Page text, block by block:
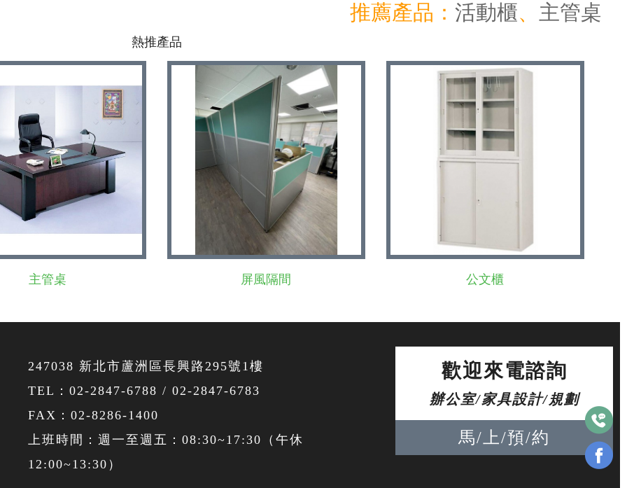
推薦產品： 活動櫃、 主管桌
熱推產品
主管桌 屏風隔間 公文櫃
247038 新北市蘆洲區長興路295號1樓
TEL： 02-2847-6788 / 02-2847-6783
FAX：02-8286-1400
上班時間：週一至週五：08:30~17:30（午休
12:00~13:30）
歡迎來電諮詢
辦公室/家具設計/規劃
馬/上/預/約